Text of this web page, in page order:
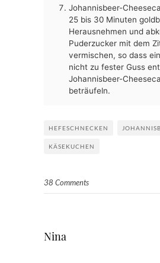
Johannisbeer-
25 bis 30 Minuten
Herausnehmen und
Puderzucker mit dem
vermischen, so dass
nicht zu fester Guss
Johannisbeer-
beträufeln.
HEFESCHNECKEN
KÄSEKUCHEN
38 Comments
Nina